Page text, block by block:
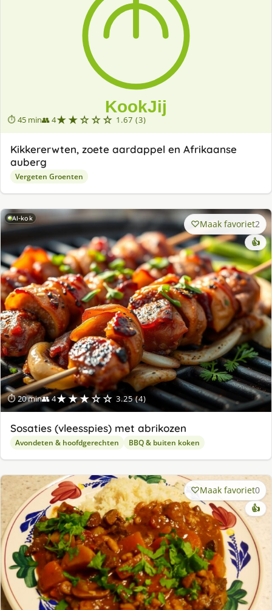
⏱ 45 min👥 4★★☆☆☆ 1.67 (3)
Kikkererwten, zoete aardappel en Afrikaanse
auberg
Vergeten Groenten
AI-kok
⏱ 20 min👥 4★★★☆☆ 3.25 (4)
Maak favoriet2
👍
Sosaties (vleesspies) met abrikozen
Avondeten & hoofdgerechten BBQ & buiten koken
Maak favoriet0
👍